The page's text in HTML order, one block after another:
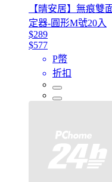
【晴安居】無痕雙
定器-圓形M號20入
$289
$577
P幣
折扣